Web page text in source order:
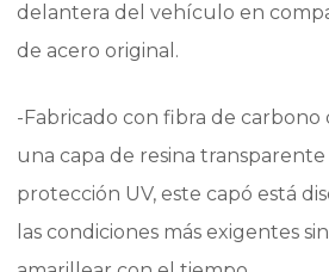
delantera del vehículo en
de acero original.
-Fabricado con fibra de carbono
una capa de resina
protección UV, este capó está
las condiciones más exigentes